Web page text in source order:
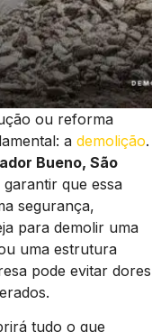
ou reforma
a demolição.
Bueno, São
que essa
segurança,
para demolir uma
uma estrutura
pode evitar dores
tudo o que